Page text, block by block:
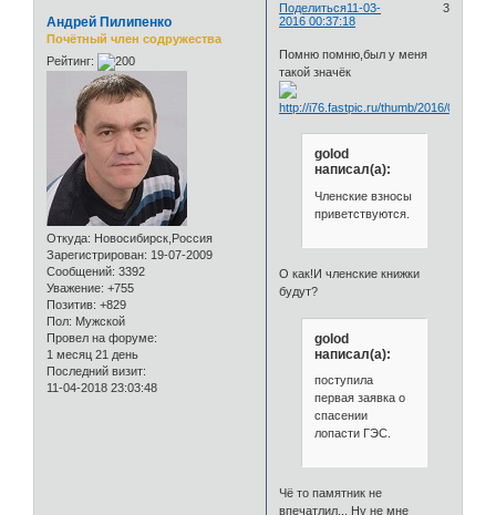
Поделиться 3
11-03-
2016 00:37:18
Андрей Пилипенко
Почётный член содружества
Рейтинг:
Откуда: Новосибирск,Россия
Зарегистрирован: 19-07-2009
Сообщений: 3392
Уважение: +755
Позитив: +829
Пол: Мужской
Провел на форуме:
1 месяц 21 день
Последний визит:
11-04-2018 23:03:48
Помню помню,был у меня
такой значёк
golod
написал(а):
Членские взносы
приветствуются.
О как!И членские книжки
будут?
golod
написал(а):
поступила
первая заявка о
спасении
лопасти ГЭС.
Чё то памятник не
впечатлил... Ну не мне